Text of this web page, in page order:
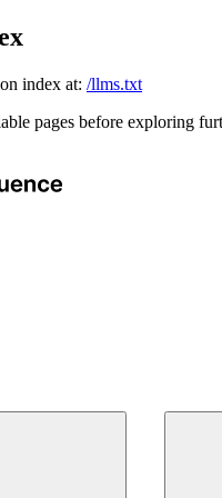
index at: /llms.txt
pages before exploring